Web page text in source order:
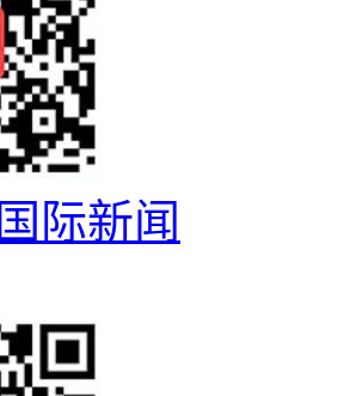
国际新闻